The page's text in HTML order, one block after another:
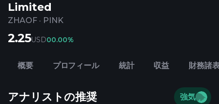
Limited
ZHAOF · PINK
2.25USD00.00%
概要 プロフィール 統計 収益 財務諸
アナリストの推奨
強気